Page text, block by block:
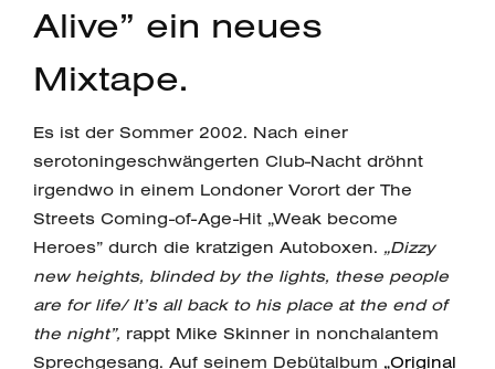
Alive” ein neues
Mixtape.
Es ist der Sommer 2002. Nach einer
serotoningeschwängerten Club-Nacht dröhnt
irgendwo in einem Londoner Vorort der The
Streets Coming-of-Age-Hit „Weak become
Heroes” durch die kratzigen Autoboxen. „Dizzy
new heights, blinded by the lights, these people
are for life/ It’s all back to his place at the end of
the night”, rappt Mike Skinner in nonchalantem
Sprechgesang. Auf seinem Debütalbum „Original